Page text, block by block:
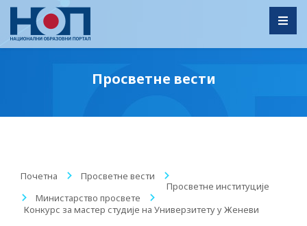
Просветне вести
Почетна / Просветне вести
/
Просветне институције
/
Министарство просвете
/
Конкурс за мастер студије на Универзитету у Женеви